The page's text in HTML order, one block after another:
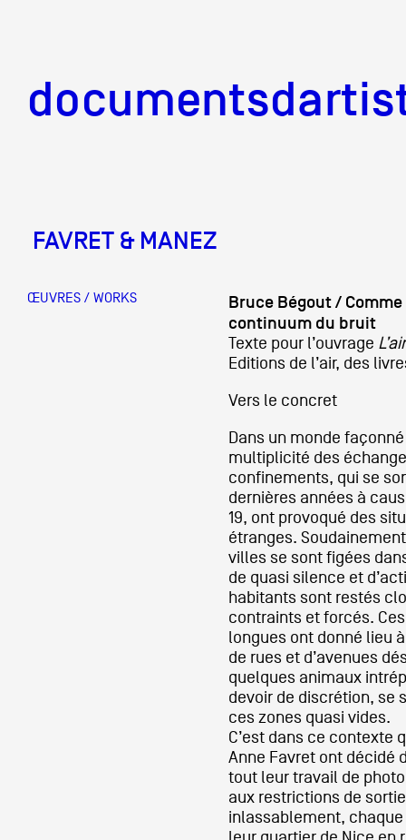
Mission
Équipe
Partenaires
Crédits
Actions
Documentation
Visites d'ateliers
Production vidéo
FAVRET & MANEZ
ŒUVRES / WORKS
Bruce Bégout /
continuum du bruit
Texte pour l’ouvrage
Editions de l’air, des
Vers le concret
Dans un monde
multiplicité des
confinements, qui se
dernières années à
19, ont provoqué des
étranges.
villes se sont figées
de quasi silence et
habitants sont restés
contraints et forcés.
longues ont donné lieu
de rues et d’avenues
quelques animaux
devoir de discrétion, se
ces zones quasi vides.
C’est dans ce contexte
Anne Favret ont décidé
tout leur travail de
aux restrictions de
inlassablement,